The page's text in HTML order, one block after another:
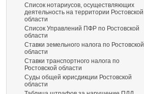
Список нотариусов, осуществляющих
деятельность на территории Ростовской
области
Список Управлений ПФР по Ростовской
области
Ставки земельного налога по Ростовской
области
Ставки транспортного налога по
Ростовской области
Суды общей юрисдикции Ростовской
области